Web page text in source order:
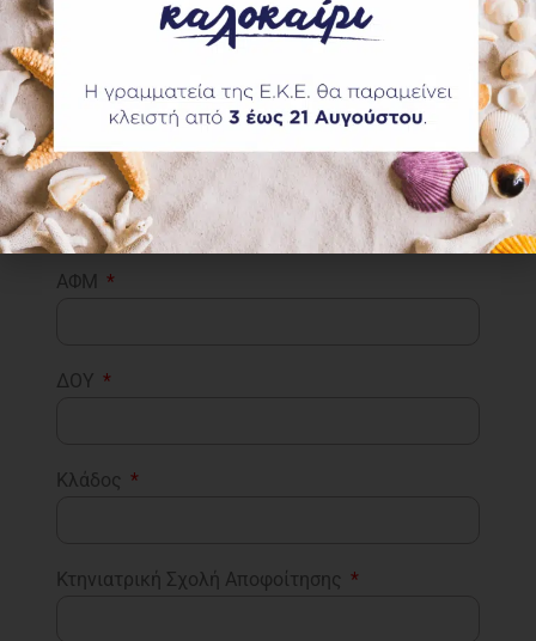
Χώρα
Ημερομηνία Γέννησης
ΑΦΜ
ΔΟΥ
Κλάδος
Κτηνιατρική Σχολή Αποφοίτησης